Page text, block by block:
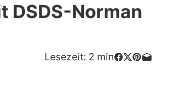
DSDS-Norman
Lesezeit: 2 min